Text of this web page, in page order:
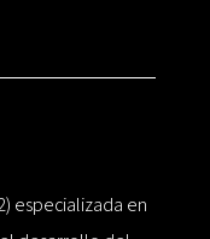
especializada en